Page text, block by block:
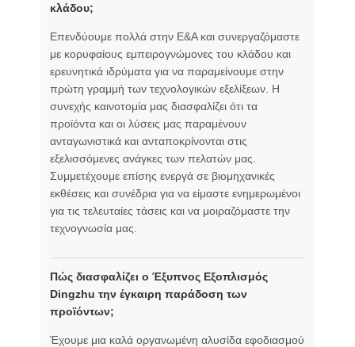
κλάδου;
Επενδύουμε πολλά στην Ε&Α και συνεργαζόμαστε
με κορυφαίους εμπειρογνώμονες του κλάδου και
ερευνητικά ιδρύματα για να παραμείνουμε στην
πρώτη γραμμή των τεχνολογικών εξελίξεων. Η
συνεχής καινοτομία μας διασφαλίζει ότι τα
προϊόντα και οι λύσεις μας παραμένουν
ανταγωνιστικά και ανταποκρίνονται στις
εξελισσόμενες ανάγκες των πελατών μας.
Συμμετέχουμε επίσης ενεργά σε βιομηχανικές
εκθέσεις και συνέδρια για να είμαστε ενημερωμένοι
για τις τελευταίες τάσεις και να μοιραζόμαστε την
τεχνογνωσία μας.
Πώς διασφαλίζει ο Έξυπνος Εξοπλισμός
Dingzhu την έγκαιρη παράδοση των
προϊόντων;
Έχουμε μια καλά οργανωμένη αλυσίδα εφοδιασμού